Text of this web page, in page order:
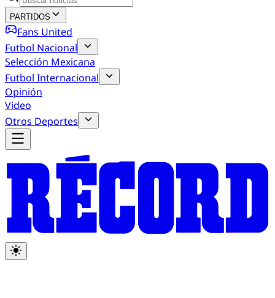
PARTIDOS
Fans United
Futbol Nacional
Selección Mexicana
Futbol Internacional
Opinión
Video
Otros Deportes